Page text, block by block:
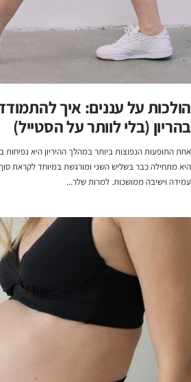
הולכות על עננים: איך
בהריון (בלי לוותר על הסטייל)
אחת התופעות הנפוצות ביותר במהלך ההיריון היא נפיחות
היא מתחילה כבר בשליש השני ומורגשת במיוחד לקראת
עמידה וישיבה ממושכות. למרות שלר...